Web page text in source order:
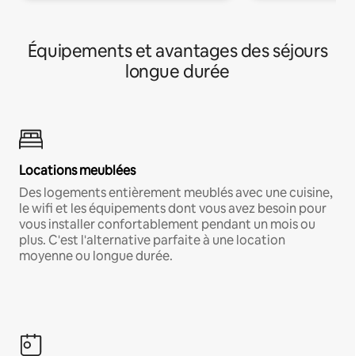
Équipements et avantages des séjours
longue durée
Locations meublées
Des logements entièrement meublés avec une cuisine,
le wifi et les équipements dont vous avez besoin pour
vous installer confortablement pendant un mois ou
plus. C'est l'alternative parfaite à une location
moyenne ou longue durée.